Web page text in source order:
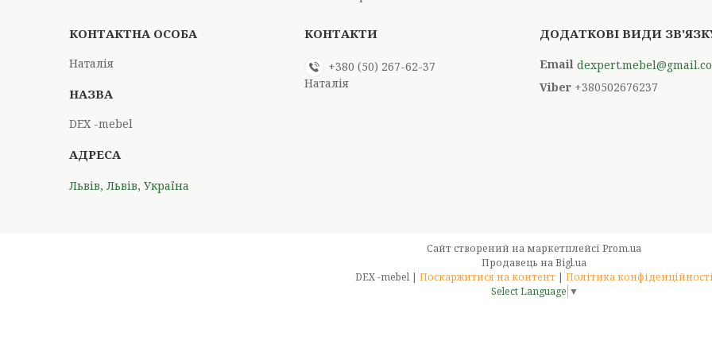
Наталія
DEX -mebel
Львів, Львів, Україна
+380 (50) 267-62-37
Наталія
+380502676237
Сайт створений на маркетплейсі Prom.ua
Продавець на Bigl.ua
DEX -mebel | Поскаржитися на контент | Політика
Select Language ▼